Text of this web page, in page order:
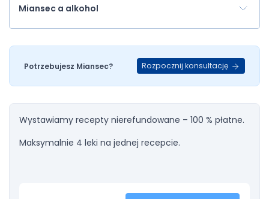
Miansec a alkohol
Potrzebujesz Miansec? Rozpocznij konsultację
Wystawiamy recepty nierefundowane – 100 % płatne.
Maksymalnie 4 leki na jednej recepcie.